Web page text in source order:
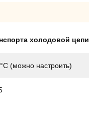
холодовой цепи
(можно настроить)